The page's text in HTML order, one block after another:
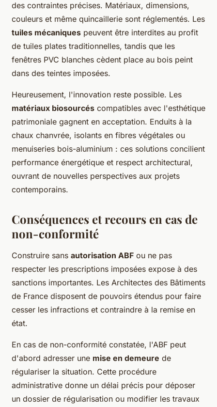
des contraintes précises. Matériaux, dimensions,
couleurs et même quincaillerie sont réglementés. Les
tuiles mécaniques peuvent être interdites au profit
de tuiles plates traditionnelles, tandis que les
fenêtres PVC blanches cèdent place au bois peint
dans des teintes imposées.
Heureusement, l'innovation reste possible. Les
matériaux biosourcés compatibles avec l'esthétique
patrimoniale gagnent en acceptation. Enduits à la
chaux chanvrée, isolants en fibres végétales ou
menuiseries bois-aluminium : ces solutions concilient
performance énergétique et respect architectural,
ouvrant de nouvelles perspectives aux projets
contemporains.
Conséquences et recours en cas de
non-conformité
Construire sans autorisation ABF ou ne pas
respecter les prescriptions imposées expose à des
sanctions importantes. Les Architectes des Bâtiments
de France disposent de pouvoirs étendus pour faire
cesser les infractions et contraindre à la remise en
état.
En cas de non-conformité constatée, l'ABF peut
d'abord adresser une mise en demeure de
régulariser la situation. Cette procédure
administrative donne un délai précis pour déposer
un dossier de régularisation ou modifier les travaux